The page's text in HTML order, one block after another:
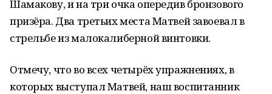
Шамакову, и на три очка опередив бронзового
призёра. Два третьих места Матвей завоевал в
стрельбе из малокалиберной винтовки.
Отмечу, что во всех четырёх упражнениях, в
которых выступал Матвей, наш воспитанник